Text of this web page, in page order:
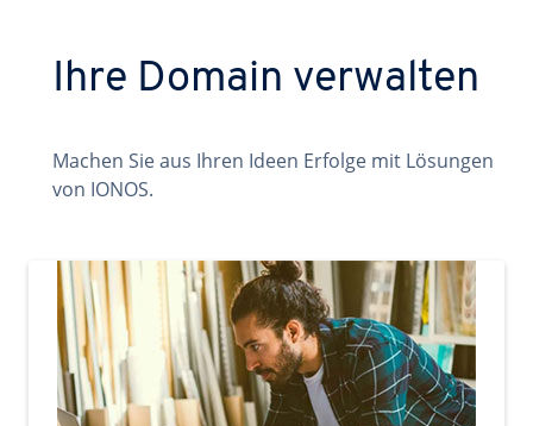
Ihre Domain verwalten
Machen Sie aus Ihren Ideen Erfolge mit Lösungen
von IONOS.